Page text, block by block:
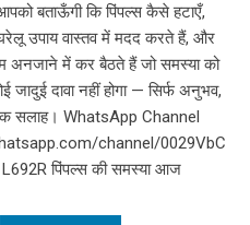
बताऊँगी कि पिंपल्स कैसे हटाएँ,
उपाय वास्तव में मदद करते हैं, और
अनजाने में कर बैठते हैं जो समस्या को
जादुई दावा नहीं होगा — सिर्फ अनुभव,
सलाह। WhatsApp Channel
channel/0029VbC
पिंपल्स की समस्या आज